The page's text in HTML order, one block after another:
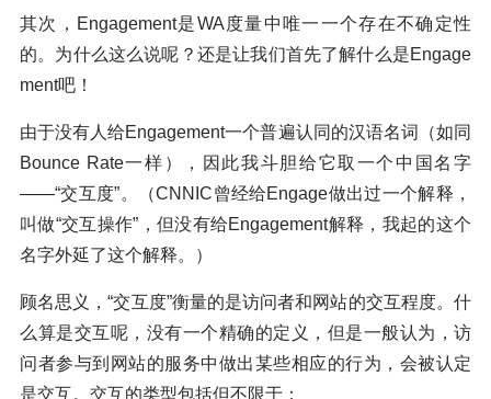
其次，Engagement是WA度量中唯一一个存在不确定性
的。为什么这么说呢？还是让我们首先了解什么是Engage
ment吧！
由于没有人给Engagement一个普遍认同的汉语名词（如同
Bounce Rate一样），因此我斗胆给它取一个中国名字
——“交互度”。（CNNIC曾经给Engage做出过一个解释，
叫做“交互操作”，但没有给Engagement解释，我起的这个
名字外延了这个解释。）
顾名思义，“交互度”衡量的是访问者和网站的交互程度。什
么算是交互呢，没有一个精确的定义，但是一般认为，访
问者参与到网站的服务中做出某些相应的行为，会被认定
是交互。交互的类型包括但不限于：